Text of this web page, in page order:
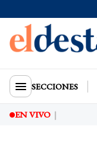
SECCIONES
EN VIVO